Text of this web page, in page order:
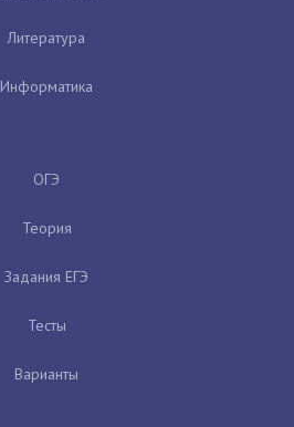
Литература
Информатика
ОГЭ
Теория
Задания ЕГЭ
Тесты
Варианты